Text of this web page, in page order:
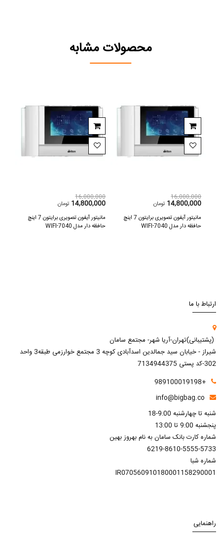
محصولات مشابه
16,000,000
14,800,000 تومان
مانیتور آیفون تصویری برایتون 7 اینچ
حافظه دار مدل 7040-WIFI
16,000,000
14,800,000 تومان
مانیتور آیفون تصویری برایتون 7 اینچ
حافظه دار مدل 7040-WIFI
ارتباط با ما
(پشتیبانی)تهران-آریا شهر- مجتمع سامان
شیراز - خیابان سید جمالدین اسدآبادی کوچه 3 مجتمع خوارزمی طبقه3 واحد
302-کد پستی 7134944375
+989100019198
info@bigbag.co
شنبه تا چهارشنبه 9:00-18
پنجشنبه 9:00 تا 13:00
شماره کارت بانک سامان به نام بهروز بهین
6219-8610-5555-5733
شماره شبا
IR070560910180001158290001
راهنمایی